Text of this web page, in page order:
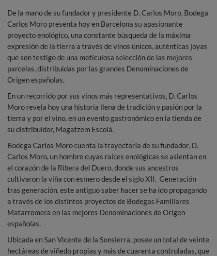
De la mano de su fundador y presidente D. Carlos Moro, Bodega
Carlos Moro presenta hoy en Barcelona su apasionante
proyecto enológico, una constante búsqueda de la máxima
expresión de la tierra a través de vinos únicos, auténticas joyas
que son testigo de una meticulosa selección de las mejores
parcelas, distribuidas por las grandes Denominaciones de
Origen españolas.
En un recorrido por sus vinos más representativos, D. Carlos
Moro revela hoy una historia llena de tradición y pasión por la
tierra y por el vino, en un evento gastronómico en la tienda de
su distribuidor, Magatzem Escolà.
Bodega Carlos Moro cuenta la trayectoria de su fundador, D.
Carlos Moro, un hombre cuyas raíces enológicas se asientan en
el corazón de la Ribera del Duero, donde sus ancestros
cultivaron la viña con esmero desde el siglo XII. Generación
tras generación, este antiguo saber hacer se ha ido propagando
a través de los distintos proyectos de Bodegas Familiares
Matarromera en las mejores Denominaciones de Origen
españolas.
Ubicada en San Vicente de la Sonsierra, posee un total de veinte
hectáreas de viñedo propias y más de cuarenta controladas, que